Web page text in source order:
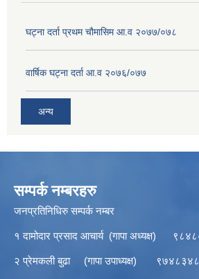
घट्ना दर्ता प्रथम चौमासिम आ.व २०७७/०७८
वार्षिक घट्ना दर्ता आ.व २०७६/०७७
अन्य
सम्पर्क नम्बरहरु
जनप्रतिनिधिरु सम्पर्क नम्बर
१ दामोदार प्रसाद आचार्य (गापा अध्यक्ष)
२ प्रेमकली बुढा (गापा उपाध्यक्ष)